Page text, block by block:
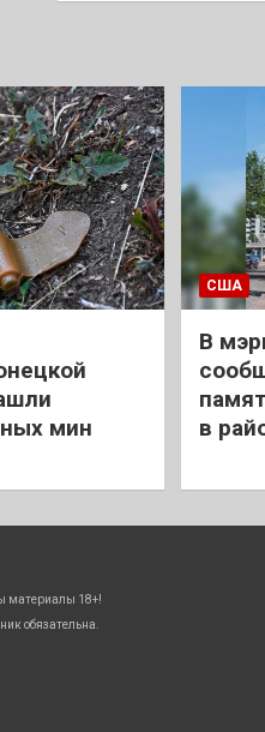
мин
США
В
в
материалы 18+!
обязательна.